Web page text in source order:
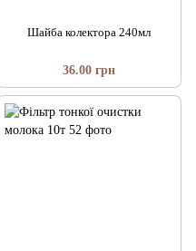
Шайба колектора 240мл
36.00 грн